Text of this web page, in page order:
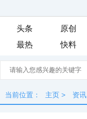
头条 原创
最热
快料
当前位置： 主页 > 资讯